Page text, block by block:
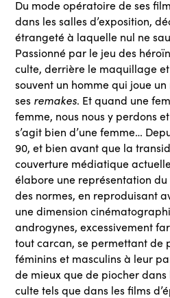
Du mode opératoire de ses
dans les salles d’exposition,
étrangeté à laquelle nul ne
Passionné par le jeu des
culte, derrière le maquillage et
souvent un homme qui joue
ses remakes. Et quand une
femme, nous nous y perdons
s’agit bien d’une femme…
90, et bien avant que la
couverture médiatique
élabore une représentation
des normes, en reproduisant
une dimension
androgynes, excessivement
tout carcan, se permettant de
féminins et masculins à leur
de mieux que de piocher dans
culte tels que dans les films